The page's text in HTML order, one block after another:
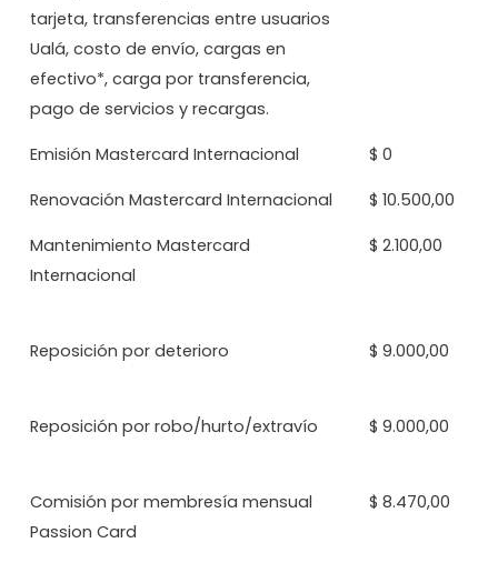
tarjeta, transferencias entre usuarios
Ualá, costo de envío, cargas en
efectivo*, carga por transferencia,
pago de servicios y recargas.
Emisión Mastercard Internacional $ 0
Renovación Mastercard Internacional $ 10.500,00
Mantenimiento Mastercard
Internacional
$ 2.100,00
Reposición por deterioro $ 9.000,00
Reposición por robo/hurto/extravío $ 9.000,00
Comisión por membresía mensual
Passion Card
$ 8.470,00